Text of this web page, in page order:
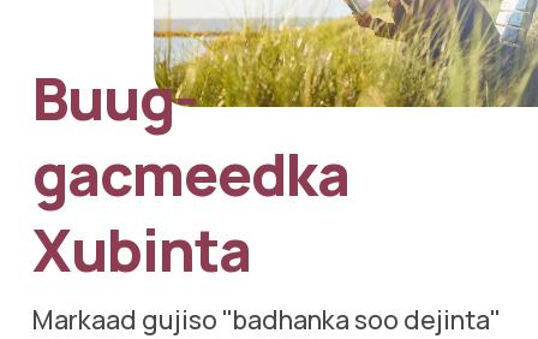
Buug-
gacmeedka
Xubinta
Markaad gujiso "badhanka soo dejinta"